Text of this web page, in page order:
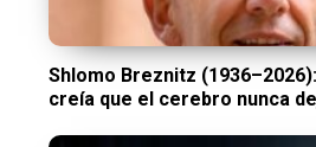
Shlomo Breznitz
creía que el cerebro nunca